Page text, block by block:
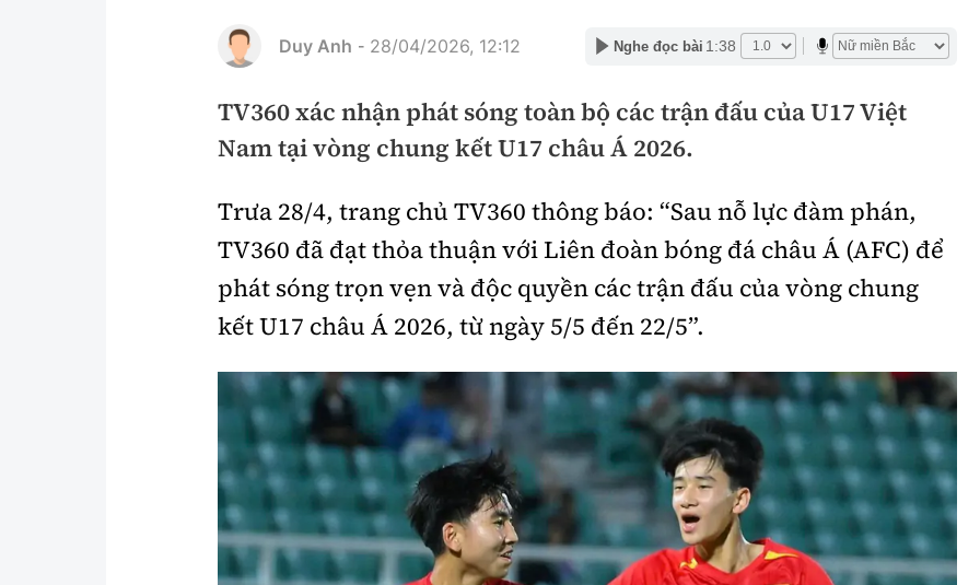
Đường sắt tốc độ cao
Đường thủy
Đường sắt đô thị
Mời thầu - Đấu thầu
Doanh nghiệp
An ninh hình sự
An toàn giao thông
Giao thông 24h
ATGT địa phương
Văn hóa giao thông
Lái xe an toàn
Gương sáng giao thông
xem thêm
Chất lượng sống Văn hóa - Giải Trí
Văn hóa
Thể thao
Bóng đá
Công nghệ
Công nghệ mới
Duy Anh - 28/04/2026, 12:12 Nghe đọc bài 1:38
TV360 xác nhận phát sóng toàn bộ các trận đấu của U17 Việt
Nam tại vòng chung kết U17 châu Á 2026.
Trưa 28/4, trang chủ TV360 thông báo: “Sau nỗ lực đàm phán,
TV360 đã đạt thỏa thuận với Liên đoàn bóng đá châu Á (AFC) để
phát sóng trọn vẹn và độc quyền các trận đấu của vòng chung
kết U17 châu Á 2026, từ ngày 5/5 đến 22/5”.